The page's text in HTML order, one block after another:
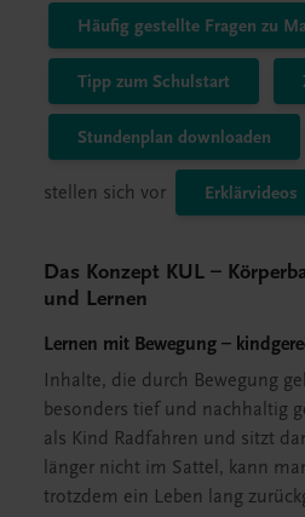
Häufig gestellte Fragen zu
Tipp zum Schulstart
Stundenplan downloaden
stellen sich vor Erklärvideos
Das Konzept KUL –
und Lernen
Lernen mit Bewegung –
Inhalte, die durch Bewegung
besonders tief und nachhaltig
als Kind Radfahren und sitzt
länger nicht im Sattel, kann
trotzdem ein Leben lang